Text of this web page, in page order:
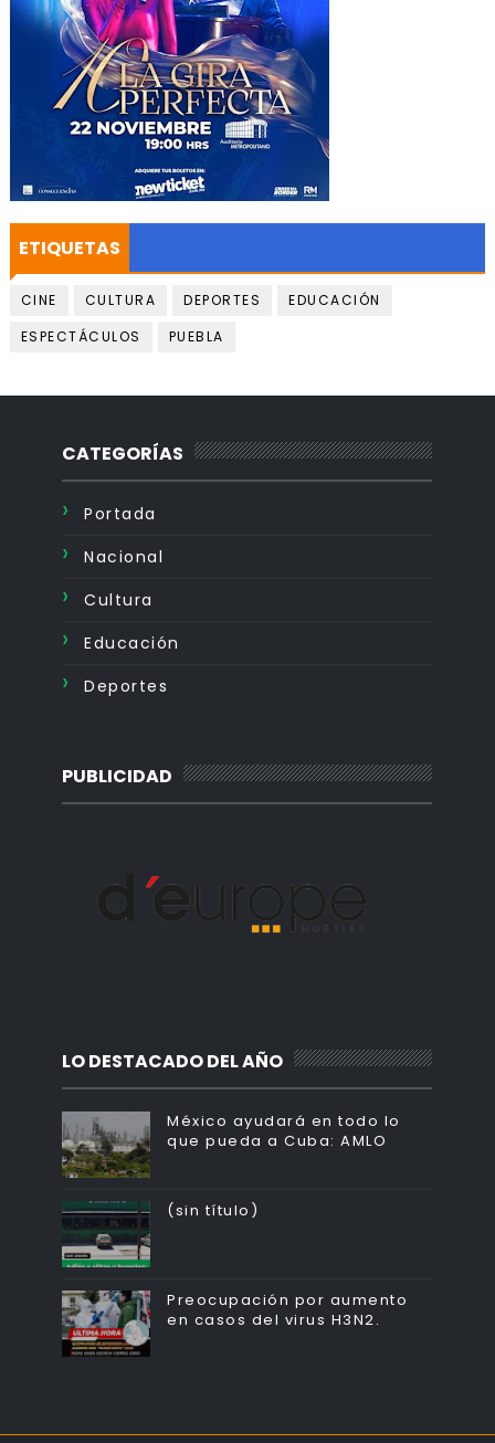
ETIQUETAS
CINE CULTURA DEPORTES
EDUCACIÓN
ESPECTÁCULOS
PUEBLA
CATEGORÍAS
Portada
Nacional
Cultura
Educación
Deportes
PUBLICIDAD
LO DESTACADO DEL AÑO
México ayudará en todo lo
que pueda a Cuba: AMLO
(sin título)
Preocupación por aumento
en casos del virus H3N2.